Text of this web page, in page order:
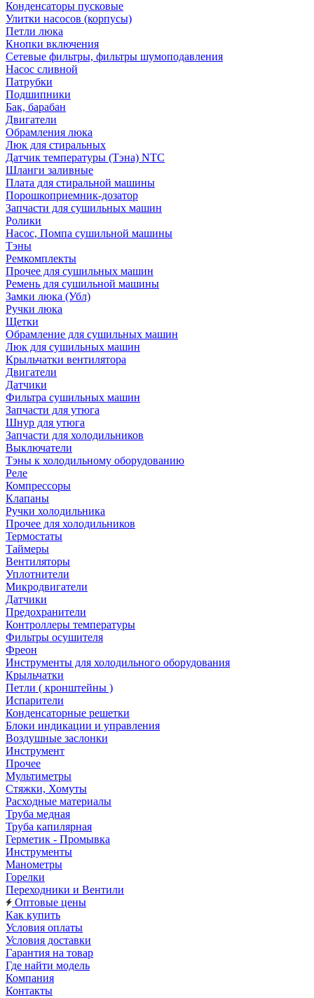
Конденсаторы пусковые
Улитки насосов (корпусы)
Петли люка
Кнопки включения
Сетевые фильтры, фильтры шумоподавления
Насос сливной
Патрубки
Подшипники
Бак, барабан
Двигатели
Обрамления люка
Люк для стиральных
Датчик температуры (Тэна) NTC
Шланги заливные
Плата для стиральной машины
Порошкоприемник-дозатор
Запчасти для сушильных машин
Ролики
Насос, Помпа сушильной машины
Тэны
Ремкомплекты
Прочее для сушильных машин
Ремень для сушильной машины
Замки люка (Убл)
Ручки люка
Щетки
Обрамление для сушильных машин
Люк для сушильных машин
Крыльчатки вентилятора
Двигатели
Датчики
Фильтра сушильных машин
Запчасти для утюга
Шнур для утюга
Запчасти для холодильников
Выключатели
Тэны к холодильному оборудованию
Реле
Компрессоры
Клапаны
Ручки холодильника
Прочее для холодильников
Термостаты
Таймеры
Вентиляторы
Уплотнители
Микродвигатели
Датчики
Предохранители
Контроллеры температуры
Фильтры осушителя
Фреон
Инструменты для холодильного оборудования
Крыльчатки
Петли ( кронштейны )
Испарители
Конденсаторные решетки
Блоки индикации и управления
Воздушные заслонки
Инструмент
Прочее
Мультиметры
Стяжки, Хомуты
Расходные материалы
Труба медная
Труба капилярная
Герметик - Промывка
Инструменты
Манометры
Горелки
Переходники и Вентили
Оптовые цены
Как купить
Условия оплаты
Условия доставки
Гарантия на товар
Где найти модель
Компания
Контакты